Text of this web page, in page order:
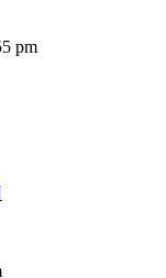
pm